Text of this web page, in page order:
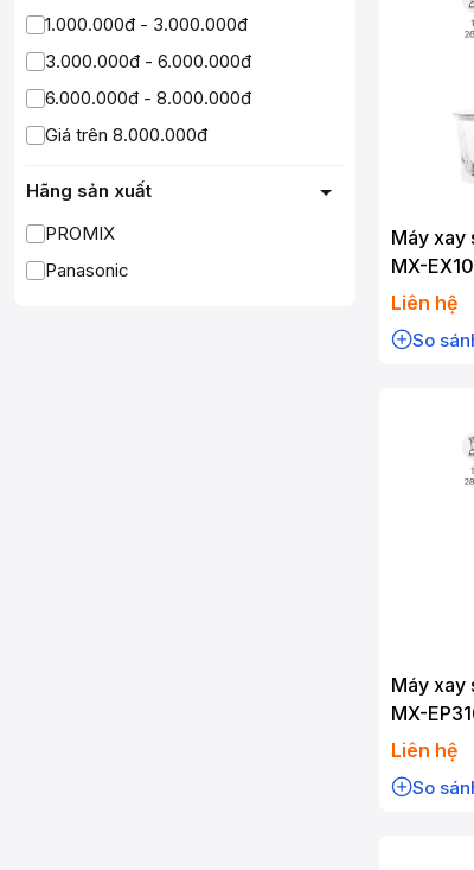
Máy xay
MX-
Liên hệ
So
Máy xay
MX-
Liên hệ
So
1.000.000đ - 3.000.000đ
3.000.000đ - 6.000.000đ
6.000.000đ - 8.000.000đ
Giá trên 8.000.000đ
Hãng sản xuất
PROMIX
Panasonic